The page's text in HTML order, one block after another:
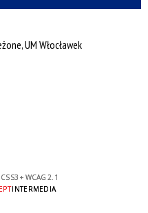
UM Włocławek
CSS3 + WCAG 2.1
INTERMEDIA